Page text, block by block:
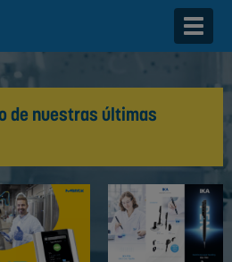
de nuestras últimas